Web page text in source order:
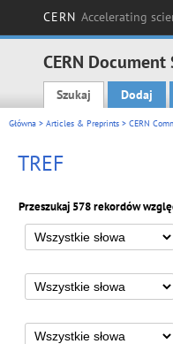
CERN Accelerating
CERN Document
Main menu
Szukaj Dodaj
Główna > Articles & Preprints > CERN
TREF
Przeszukaj 578 rekordów